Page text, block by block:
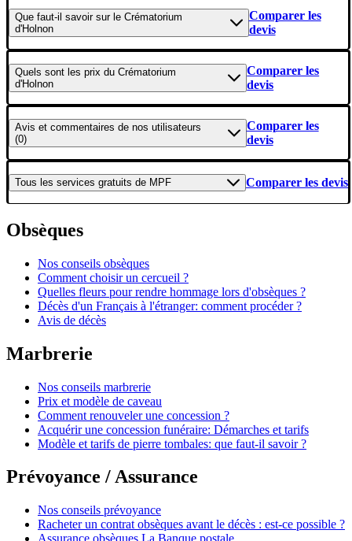
Que faut-il savoirsur le Crématorium
d'Holnon
Comparer les
devis
Quels sont les prix du Crématorium
d'Holnon
Comparer les
devis
Avis et commentaires de nos utilisateurs
(0)
Comparer les
devis
Tous les services gratuits de MPF Comparer les devis
Obsèques
Nos conseils obsèques
Comment choisir un cercueil ?
Quelles fleurs pour rendre hommage lors d'obsèques ?
Décès d'un Français à l'étranger: comment procéder ?
Avis de décès
Marbrerie
Nos conseils marbrerie
Prix et modèle de caveau
Comment renouveler une concession ?
Acquérir une concession funéraire: Démarches et tarifs
Modèle et tarifs de pierre tombales: que faut-il savoir ?
Prévoyance / Assurance
Nos conseils prévoyance
Racheter un contrat obsèques avant le décès : est-ce possible ?